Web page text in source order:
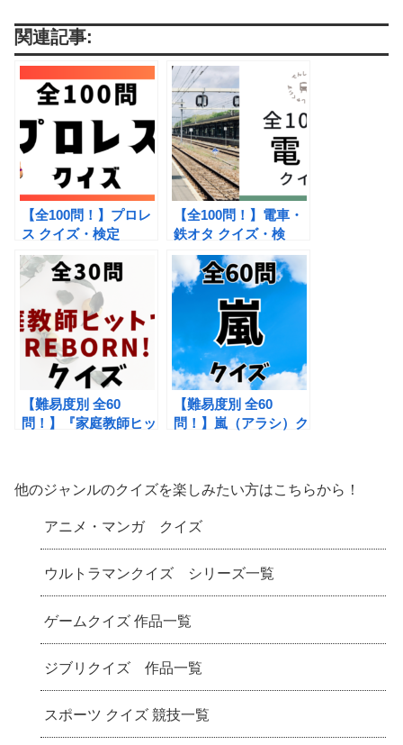
関連記事:
【全100問！】プロレ
ス クイズ・検定
【全100問！】電車・
鉄オタ クイズ・検
定 鉄道ファン向けの
難問
【難易度別 全60
問！】『家庭教師ヒッ
【難易度別 全60
問！】嵐（アラシ）ク
他のジャンルのクイズを楽しみたい方はこちらから！
アニメ・マンガ クイズ
ウルトラマンクイズ シリーズ一覧
ゲームクイズ 作品一覧
ジブリクイズ 作品一覧
スポーツ クイズ 競技一覧